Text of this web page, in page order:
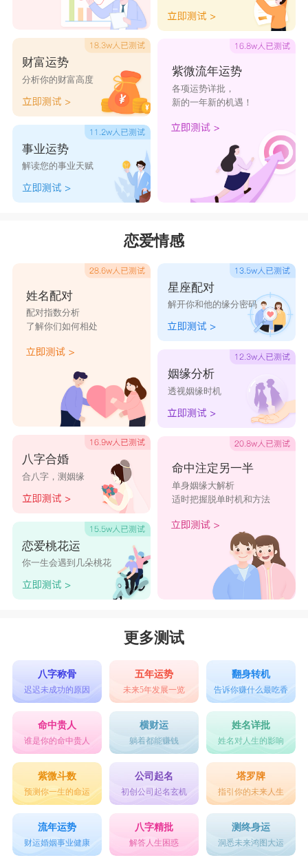
能更好拥抱未来。
天蝎座的人对于爱情是非常专一的，但他们一
旦认定对方是自己想要选择的人，他们一定会付出
自己的真心和一切努力，全心全意的对待对方。但
是如果对方背叛自己，那么天蝎座的人的报复心会
爆发出来，用尽自己全部的经历去实施复仇反感。
因此和天蝎座的人在一起是非常有压力的。天蝎座
强大的占有欲要求你必须，付出和他们相同的情
摩羯座会把更多的时间和精力都花费在自
己的事业上面，因此他们也容易分手，因为在今
年，摩羯座由于冥王星在财帛宫、兄弟宫逆行，导
致他们手头很缺钱，没什么心思去经营感情生活。
很多时候他们都是比较繁忙的，根本就没有更多的
时间去陪伴自己的另一半，所以说就特别的容易发
生一定的矛盾，然后为了双方都非常好的话，很容
易就分手了。摩羯在分手也不刽很在意，往往需要
手头的工作暂告一段落的时候，才会意思到自己该
脱单了。他们会开始陷入一种很矛盾的心态中，甚
至想将就随便找个人结婚，但是又觉得有些不甘
心，到最后甚至于连精神状况都会受到影响。无论
如何，摩羯如果想要脱单的话，那就要及时行动起
来，不要总是停留在各种空洞的幻想中。
摩羯座是非常现实的
，他们对于爱情更多
但求细水长流温情脉脉的感情。摩羯座在恋爱中属
于比较被动的一方，他们非常擅长伪装，即使遇上
心仪的对象，也会严格控制自己，不会轻易表明自
己的心意。
星座乐原创文章，转载需注明出处
财富运势
分析你的财富高度
事业运势
解读您的事业天赋
紫微流年运势
各项运势详批，
新的一年新的机遇！
恋爱情感
姓名配对
配对指数分析
了解你们如何相处
八字合婚
合八字，测姻缘
恋爱桃花运
你一生会遇到几朵桃花
星座配对
解开你和他的缘分密码
姻缘分析
透视姻缘时机
命中注定另一半
单身姻缘大解析
适时把握脱单时机和方法
更多测试
八字称骨
迟迟未成功的原因
五年运势
未来5年发展一览
翻身转机
告诉你赚什么最吃香
命中贵人
谁是你的命中贵人
横财运
躺着都能赚钱
姓名详批
姓名对人生的影响
紫微斗数
预测你一生的命运
公司起名
初创公司起名玄机
塔罗牌
指引你的未来人生
流年运势
财运婚姻事业健康
八字精批
解答人生困惑
测终身运
洞悉未来鸿图大运